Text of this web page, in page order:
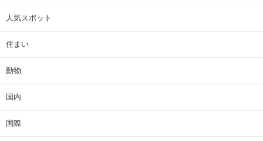
人気スポット
住まい
動物
国内
国際